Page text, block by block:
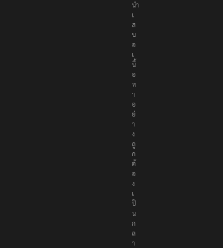
นำ
เ
ส
น
อ
เ
นื้
อ
ห
า
อ
ย่
า
ง
ถู
ก
ต้
อ
ง
เ
ป็
น
ก
ล
า